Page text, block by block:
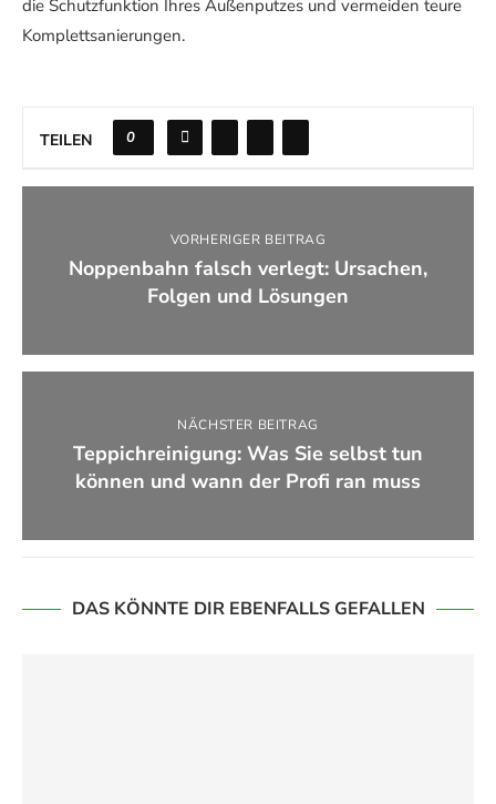
die Schutzfunktion Ihres Außenputzes und vermeiden teure
Komplettsanierungen.
TEILEN 0
VORHERIGER BEITRAG
Noppenbahn falsch verlegt: Ursachen,
Folgen und Lösungen
NÄCHSTER BEITRAG
Teppichreinigung: Was Sie selbst tun
können und wann der Profi ran muss
DAS KÖNNTE DIR EBENFALLS GEFALLEN